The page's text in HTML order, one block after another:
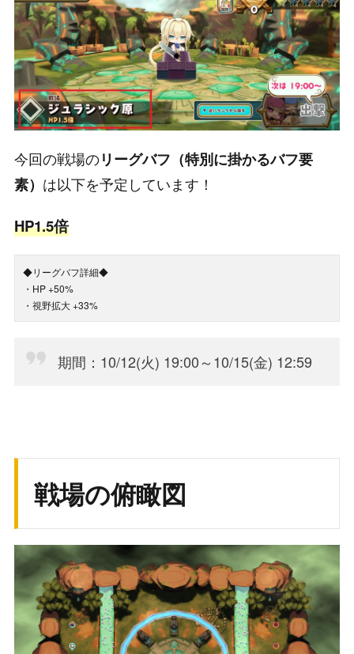
今回の戦場のリーグバフ（特別に掛かるバフ要
素） は以下を予定しています！
HP1.5倍
◆リーグバフ詳細◆
・HP +50%
・視野拡大 +33%
期間：10/12(火) 19:00～10/15(金) 12:59
戦場の俯瞰図